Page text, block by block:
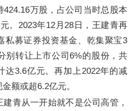
万股，占公司当时总股本
。2023年12月28日，王建青再
私募证券投资基金、乾集聚宝3
别转让上市公司6%的股份，共
达3.6亿元。再加上2022年的减
额或超6.2亿元。
青从一开始就不是公司高管，